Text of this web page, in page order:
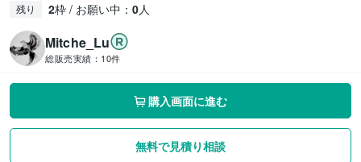
残り 2枠 / お願い中： 0人
Mitche_Lu
総販売実績： 10件
購入画面に進む
無料で見積り相談